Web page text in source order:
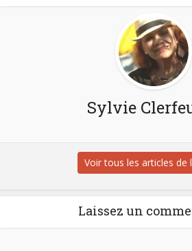
Sylvie
Voir tous les articles de
Laissez un